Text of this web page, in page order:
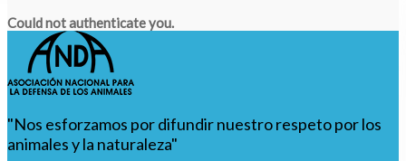
Could not authenticate you.
"Nos esforzamos por difundir nuestro respeto por los
animales y la naturaleza"